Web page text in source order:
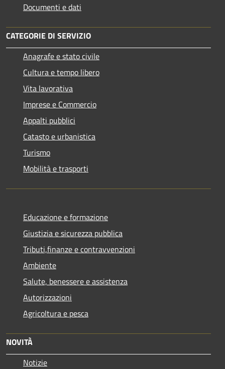
Documenti e dati
CATEGORIE DI SERVIZIO
Anagrafe e stato civile
Cultura e tempo libero
Vita lavorativa
Imprese e Commercio
Appalti pubblici
Catasto e urbanistica
Turismo
Mobilità e trasporti
Educazione e formazione
Giustizia e sicurezza pubblica
Tributi,finanze e contravvenzioni
Ambiente
Salute, benessere e assistenza
Autorizzazioni
Agricoltura e pesca
NOVITÀ
Notizie